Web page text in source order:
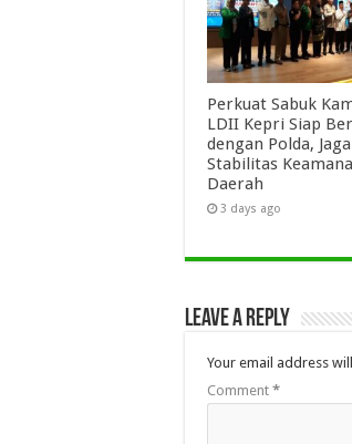
Perkuat Sabuk
LDII Kepri Siap
dengan Polda, Jaga
Stabilitas
Daerah
3 days ago
Leave a Reply
Your email address
Comment *